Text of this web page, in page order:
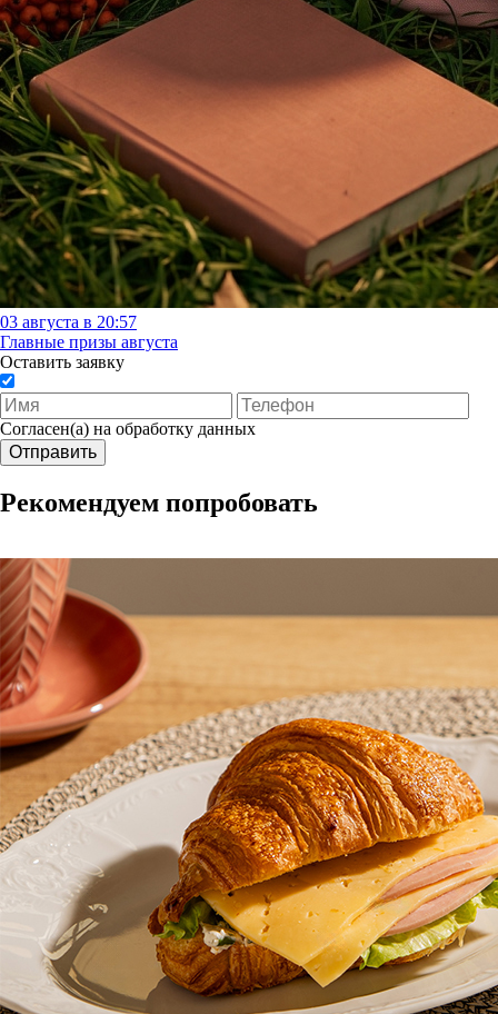
03 августа в 20:57
Главные призы августа
Оставить заявку
Согласен(а) на обработку данных
Отправить
Рекомендуем попробовать